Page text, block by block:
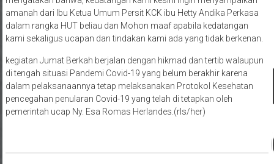
amanah dari Ibu Ketua Umum Persit KCK ibu Hetty Andika Perkasa
dalam rangka HUT beliau dan Mohon maaf apabila kedatangan
kami sekaligus ucapan dan tindakan kami ada yang tidak berkenan.
kegiatan Jumat Berkah berjalan dengan hikmad dan tertib walaupun
di tengah situasi Pandemi Covid-19 yang belum berakhir karena
dalam pelaksanaannya tetap melaksanakan Protokol Kesehatan
pencegahan penularan Covid-19 yang telah di tetapkan oleh
pemerintah ucap Ny. Esa Romas Herlandes.(rls/her)